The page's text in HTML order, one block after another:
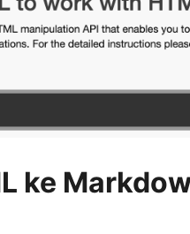
ke